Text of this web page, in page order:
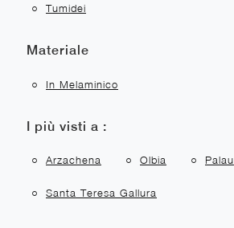
Tumidei
Materiale
In Melaminico
I più visti a :
Arzachena Olbia Palau
Santa Teresa Gallura